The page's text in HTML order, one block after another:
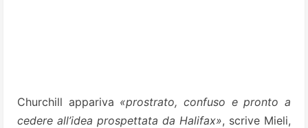
Churchill appariva «prostrato, confuso e pronto a
cedere all’idea prospettata da Halifax», scrive Mieli,